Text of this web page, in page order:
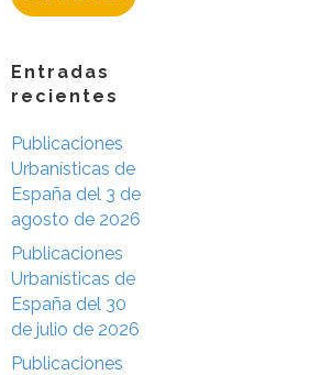
Entradas
recientes
Publicaciones
Urbanísticas de
España del 3 de
agosto de 2026
Publicaciones
Urbanísticas de
España del 30
de julio de 2026
Publicaciones